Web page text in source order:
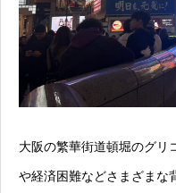
大阪の繁華街道頓堀のグリ
や経済困難などさまざまな